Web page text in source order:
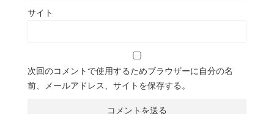
サイト
次回のコメントで使用するためブラウザーに自分の名
前、メールアドレス、サイトを保存する。